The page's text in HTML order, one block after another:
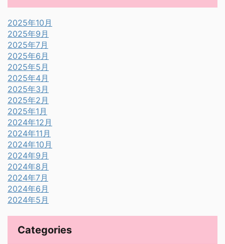
2025年10月
2025年9月
2025年7月
2025年6月
2025年5月
2025年4月
2025年3月
2025年2月
2025年1月
2024年12月
2024年11月
2024年10月
2024年9月
2024年8月
2024年7月
2024年6月
2024年5月
Categories